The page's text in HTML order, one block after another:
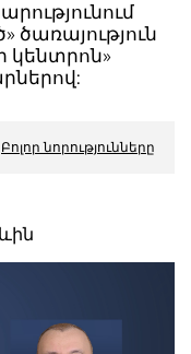
ծառայություն
կենտրոն»
Բոլոր նորությունները